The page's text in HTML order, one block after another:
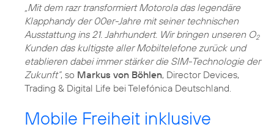
„Mit dem razr transformiert Motorola das legendäre
Klapphandy der 00er-Jahre mit seiner technischen
Ausstattung ins 21. Jahrhundert. Wir bringen unseren O2
Kunden das kultigste aller Mobiltelefone zurück und
etablieren dabei immer stärker die SIM-Technologie der
Zukunft“, so Markus von Böhlen, Director Devices,
Trading & Digital Life bei Telefónica Deutschland.
Mobile Freiheit inklusive